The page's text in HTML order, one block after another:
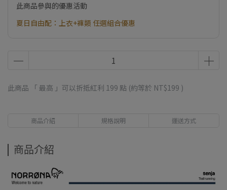
此商品參與的優惠活動
夏日自由配：上衣+褲類 任選組合優惠
此商品 「 最高 」可以折抵紅利 199 點 (約等於 NT$199 )
商品介紹 規格說明 運送方式
商品介紹